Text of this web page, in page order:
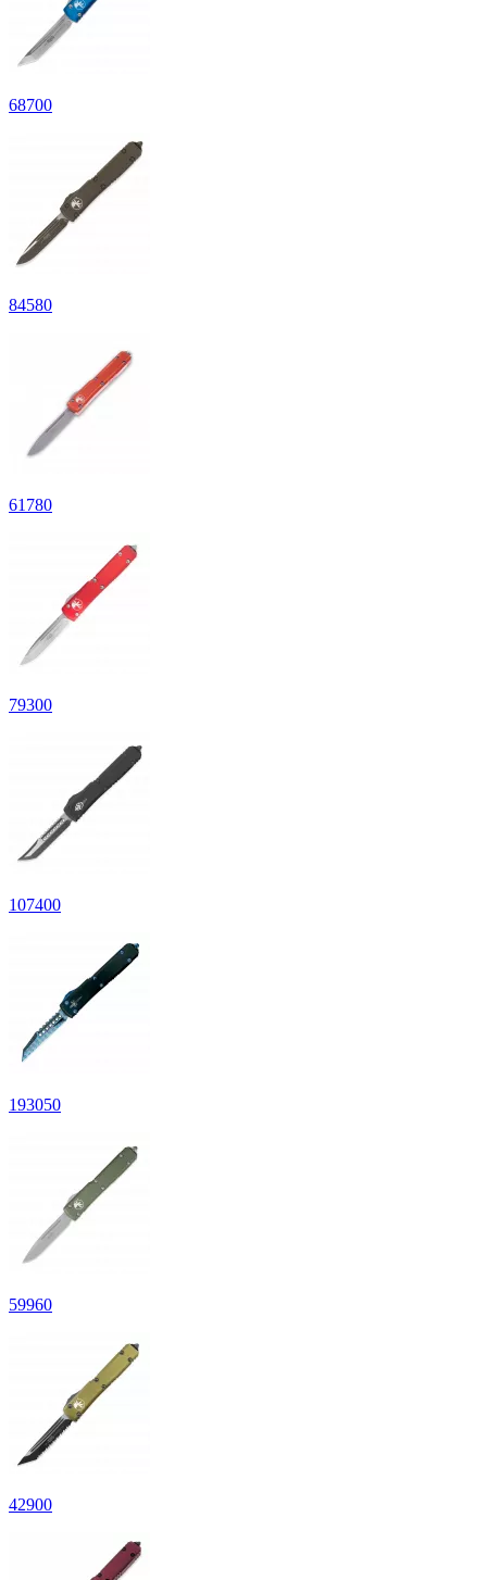
68700
84580
61 780
79300
107400
193050
59960
42900